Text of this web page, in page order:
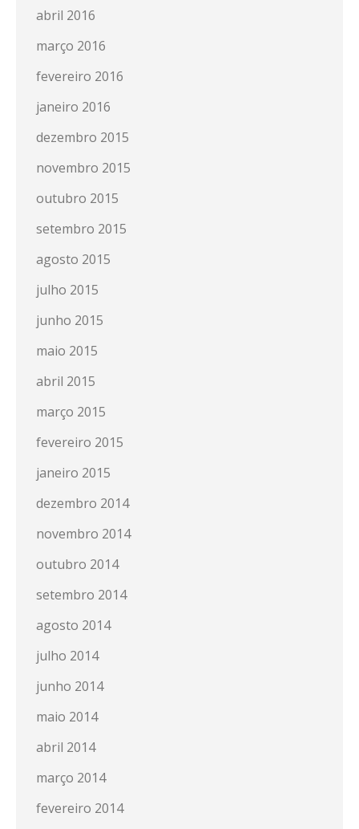
abril 2016
março 2016
fevereiro 2016
janeiro 2016
dezembro 2015
novembro 2015
outubro 2015
setembro 2015
agosto 2015
julho 2015
junho 2015
maio 2015
abril 2015
março 2015
fevereiro 2015
janeiro 2015
dezembro 2014
novembro 2014
outubro 2014
setembro 2014
agosto 2014
julho 2014
junho 2014
maio 2014
abril 2014
março 2014
fevereiro 2014